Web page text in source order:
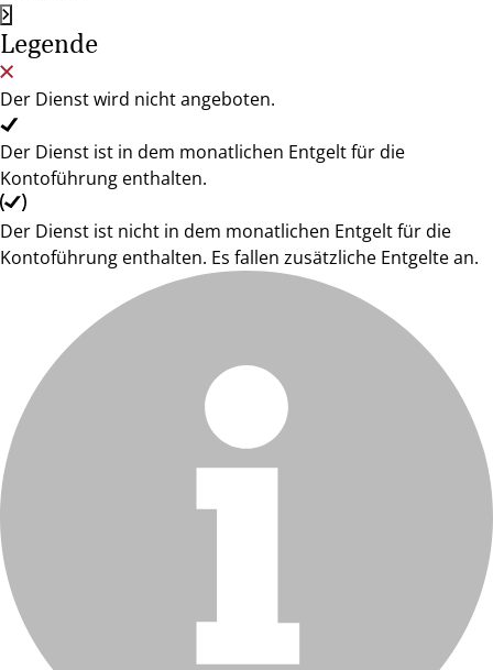
Legende
Der Dienst wird nicht angeboten.
Der Dienst ist in dem monatlichen Entgelt für die
Kontoführung enthalten.
Der Dienst ist nicht in dem monatlichen Entgelt für die
Kontoführung enthalten. Es fallen zusätzliche Entgelte an.